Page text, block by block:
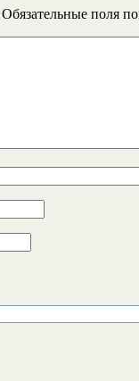
Обязательные поля